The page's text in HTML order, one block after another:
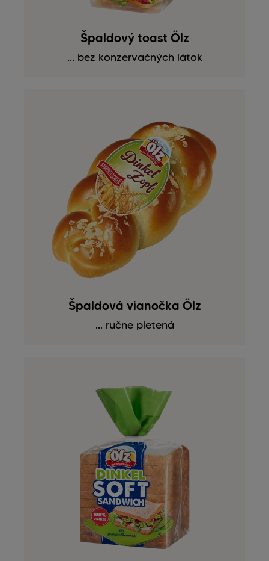
Špaldový toast Ölz
... bez konzervačných látok
Špaldová vianočka Ölz
... ručne pletená